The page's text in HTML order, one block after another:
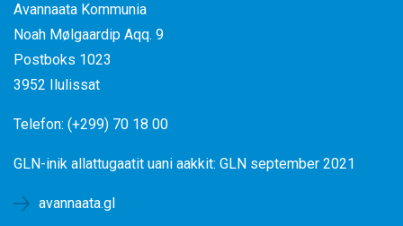
Avannaata Kommunia
Noah Mølgaardip Aqq. 9
Postboks 1023
3952 Ilulissat
Telefon: (+299) 70 18 00
GLN-inik allattugaatit uani aakkit: GLN september 2021
avannaata.gl